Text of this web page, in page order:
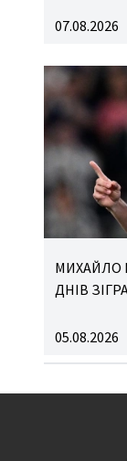
07.08.2026
МИХАЙЛО
ДНІВ
05.08.2026